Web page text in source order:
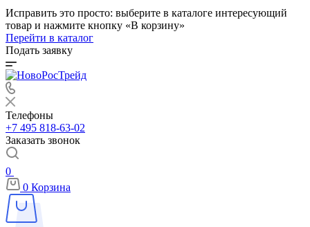
Исправить это просто: выберите в каталоге интересующий
товар и нажмите кнопку «В корзину»
Перейти в каталог
Подать заявку
Телефоны
+7 495 818-63-02
Заказать звонок
0
0 Корзина